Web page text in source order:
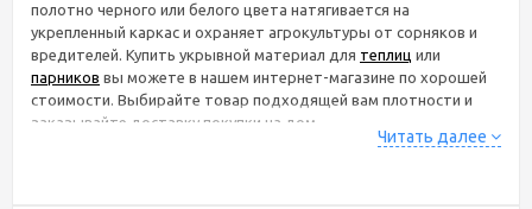
полотно черного или белого цвета натягивается на
укрепленный каркас и охраняет агрокультуры от сорняков и
вредителей. Купить укрывной материал для теплиц или
парников вы можете в нашем интернет-магазине по хорошей
стоимости. Выбирайте товар подходящей вам плотности и
заказывайте доставку покупки на дом.
Читать далее